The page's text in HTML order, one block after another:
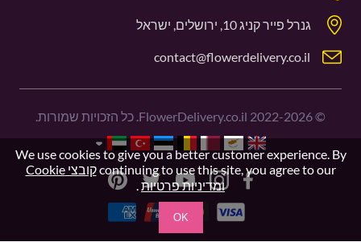
גנרל פייר קניג 10, ירושלים, ישראל
contact@flowerdelivery.co.il
©
2022-2026
We use cookies to give you a better customer experience. By
continuing to use this site, you agree to our
קובצי Cookie
ומדיניות פרטיות.
OK